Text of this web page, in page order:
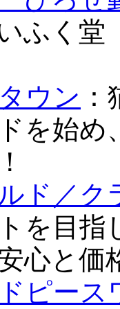
ふく
ウン
を始
ド／
を目
心と価
ピース